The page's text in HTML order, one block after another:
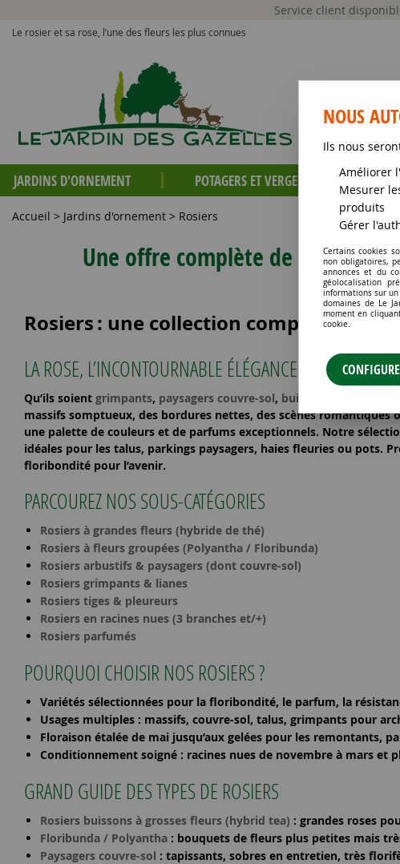
Service client
Le rosier et sa rose, l’une des fleurs les plus connues
JARDINS D'ORNEMENT POTAGERS ET VERGERS
Accueil > Jardins d'ornement > Rosiers
Une offre complète de rosiers
Rosiers: une collection complète pour
LA ROSE, L’INCONTOURNABLE ÉLÉGANCE DU JARDIN
Qu’ils soient grimpants, paysagers couvre-sol, buissons à grosses
massifs somptueux, des bordures nettes, des scènes romantiques
une palette de couleurs et de parfums exceptionnels. Notre
idéales pour les talus, parkings paysagers, haies fleuries ou pots.
floribondité pour l’avenir.
PARCOUREZ NOS SOUS-CATÉGORIES
Rosiers à grandes fleurs (hybride de thé)
Rosiers à fleurs groupées (Polyantha / Floribunda)
Rosiers arbustifs & paysagers (dont couvre-sol)
Rosiers grimpants & lianes
Rosiers tiges & pleureurs
Rosiers en racines nues (3 branches et/+)
Rosiers parfumés
POURQUOI CHOISIR NOS ROSIERS ?
Variétés sélectionnées pour la floribondité, le parfum, la
Usages multiples : massifs, couvre-sol, talus, grimpants pour
Floraison étalée de mai jusqu’aux gelées pour les remontants,
Conditionnement soigné : racines nues de novembre à mars et
GRAND GUIDE DES TYPES DE ROSIERS
Rosiers buissons à grosses fleurs (hybrid tea) : grandes roses
Floribunda / Polyantha : bouquets de fleurs plus petites mais
Paysagers couvre-sol : tapissants, sobres en entretien, très
NOUS
Ils nous
Améliorer
Mesurer
produits
Gérer
Certains cookies
non obligatoires,
annonces et du
géolocalisation
informations sur un
domaines de Le
moment en
cookie.